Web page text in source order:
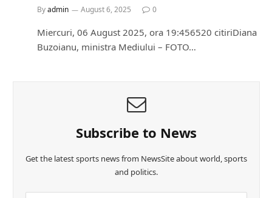
Byadmin August 6, 2025 0
Miercuri, 06 August 2025, ora 19:456520 citiriDiana
Buzoianu, ministra Mediului – FOTO…
Subscribe to News
Get the latest sports news from NewsSite about world, sports
and politics.